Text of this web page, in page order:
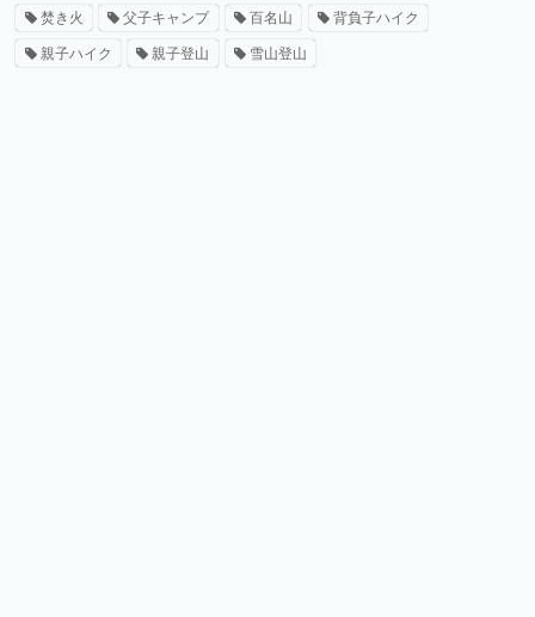
焚き火 父子キャンプ 百名山 背負子ハイク
親子ハイク 親子登山 雪山登山